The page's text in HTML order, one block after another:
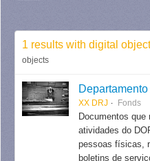
1 results with digital
objects
XX DRJ Fonds
Documentos
atividades do
pessoas físicas,
boletins de